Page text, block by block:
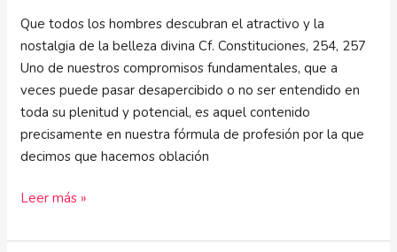
Que todos los hombres descubran el atractivo y la
nostalgia de la belleza divina Cf. Constituciones, 254, 257
Uno de nuestros compromisos fundamentales, que a
veces puede pasar desapercibido o no ser entendido en
toda su plenitud y potencial, es aquel contenido
precisamente en nuestra fórmula de profesión por la que
decimos que hacemos oblación
Leer más »